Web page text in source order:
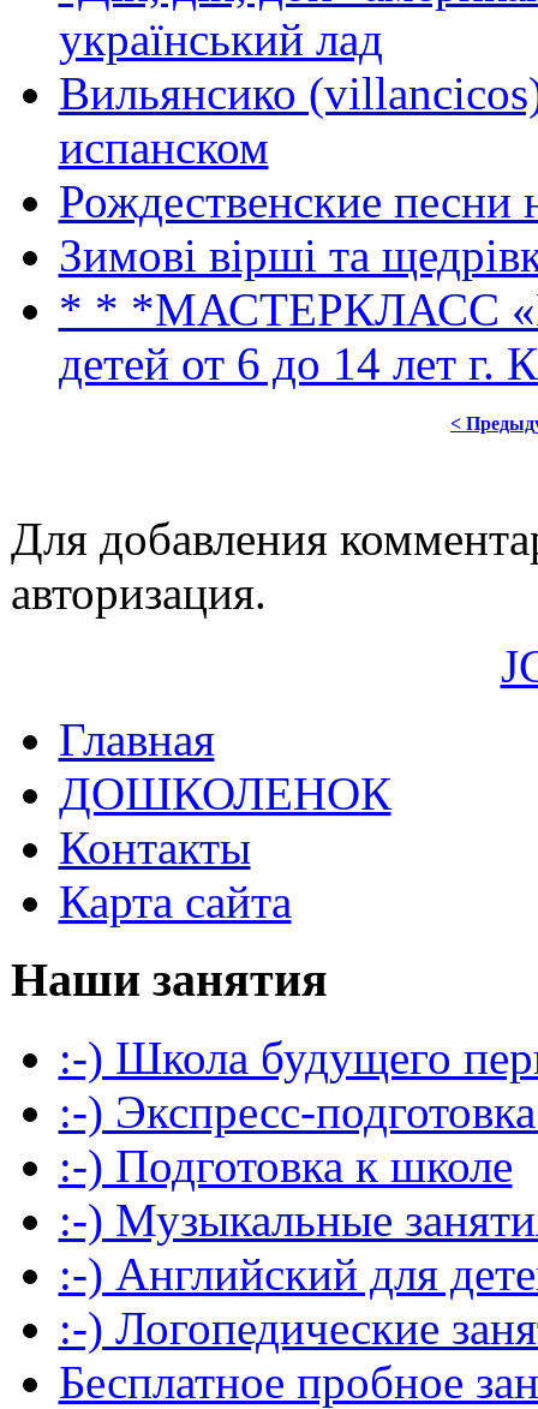
український лад
Вильянсико
испанском
Рождественские песни
Зимові вірші та
* * *МАСТЕРКЛАСС
детей от 6 до 14 лет г.
<
Для добавления
авторизация.
Главная
ДОШКОЛЕНОК
Контакты
Карта сайта
Наши занятия
:-) Школа будущего
:-) Экспресс-
:-) Подготовка к школе
:-) Музыкальные
:-) Английский для
:-) Логопедические
Бесплатное пробное